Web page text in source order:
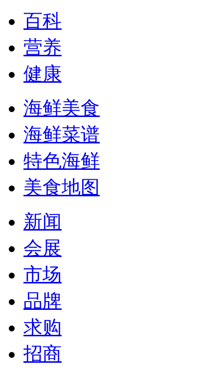
百科
营养
健康
海鲜美食
海鲜菜谱
特色海鲜
美食地图
新闻
会展
市场
品牌
求购
招商